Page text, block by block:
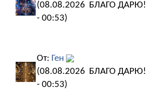
(08.08.2026
- 00:53)
БЛАГО ДАРЮ!
От: Ген
(08.08.2026
- 00:53)
БЛАГО ДАРЮ!